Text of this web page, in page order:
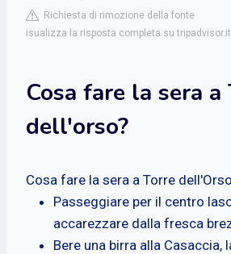
Richiesta di rimozione della fonte
isualizza la risposta completa su tripadvisor.it
Cosa fare la sera a
dell'orso?
Cosa fare la sera a Torre dell'Orso
Passeggiare per il centro
accarezzare dalla fresca
Bere una birra alla Casaccia,